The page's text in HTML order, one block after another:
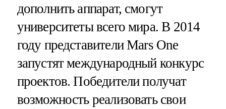
дополнить аппарат, смогут
университеты всего мира. В 2014
году представители Mars One
запустят международный конкурс
проектов. Победители получат
возможность реализовать свои